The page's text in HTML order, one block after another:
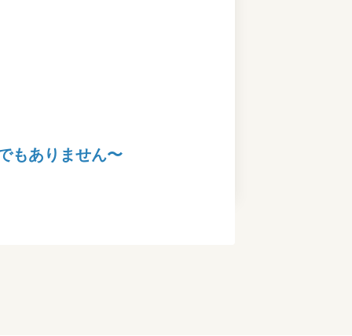
もありません〜